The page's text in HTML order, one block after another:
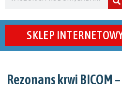
SKLEP
Rezonans krwi BICOM